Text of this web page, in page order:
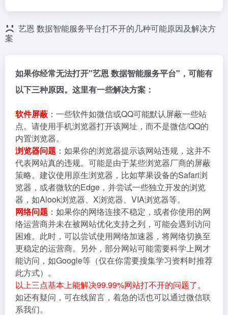
艺恩 数据智能服务平台打不开的几种可能原因及解决方
案
如果你经常无法打开"艺恩 数据智能服务平台"，可能有
以下三种原因。这里有一些解决方案：
软件屏蔽 ：一些软件如微信或QQ可能默认屏蔽一些站
点。请使用手机浏览器打开该网址，而不是微信/QQ的
内置浏览器。
浏览器问题 ：如果你的浏览器提示该网站违规，这并不
代表网站真的违规。可能是由于某些浏览器厂商的屏蔽
策略。建议使用原生浏览器，比如苹果设备的Safari浏
览器，或者微软的Edge，并尝试一些独立开发的浏览
器，如Alook浏览器、X浏览器、VIA浏览器等。
网络问题 ：如果你的网络连接不稳定，或者你使用的网
络运营商并未在被网站优化支持之列，可能会遇到访问
困难。此时，可以尝试使用网络加速器，将网络切换至
更稳定的运营商。另外，部分网站可能需要科学上网才
能访问，如Google等（仅在你需要搜集学习资料时推荐
此方式）。
以上三点基本上能解决99.99%网站打不开的问题了。
如还有疑问，可在线留言，着急的话也可以通过微信联
系我们。